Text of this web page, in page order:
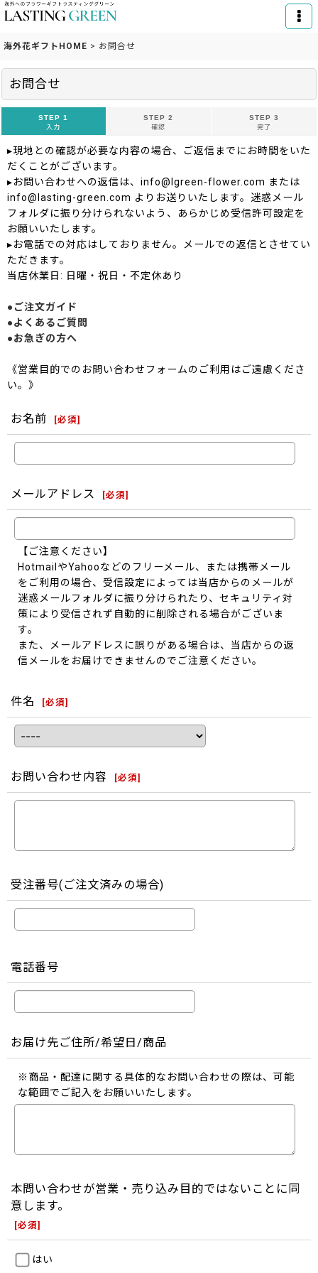
海外花ギフトHOME > お問合せ
お問合せ
STEP 1
入力
STEP 2
確認
STEP 3
完了
▸現地との確認が必要な内容の場合、ご返信までにお時間をいた
だくことがございます。
▸お問い合わせへの返信は、info@lgreen-flower.com または
info@lasting-green.com よりお送りいたします。迷惑メール
フォルダに振り分けられないよう、あらかじめ受信許可設定を
お願いいたします。
▸お電話での対応はしておりません。メールでの返信とさせてい
ただきます。
当店休業日: 日曜・祝日・不定休あり
●ご注文ガイド
●よくあるご質問
●お急ぎの方へ
《営業目的でのお問い合わせフォームのご利用はご遠慮くださ
い。》
お名前 [必須]
メールアドレス [必須]
【ご注意ください】
HotmailやYahooなどのフリーメール、または携帯メール
をご利用の場合、受信設定によっては当店からのメールが
迷惑メールフォルダに振り分けられたり、セキュリティ対
策により受信されず自動的に削除される場合がございま
す。
また、メールアドレスに誤りがある場合は、当店からの返
信メールをお届けできませんのでご注意ください。
件名 [必須]
お問い合わせ内容 [必須]
受注番号(ご注文済みの場合)
電話番号
お届け先ご住所/希望日/商品
※商品・配達に関する具体的なお問い合わせの際は、可能
な範囲でご記入をお願いいたします。
本問い合わせが営業・売り込み目的ではないことに同
意します。
[必須]
はい